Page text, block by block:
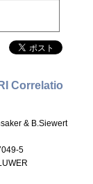
Correlatio
& B.Siewert
5